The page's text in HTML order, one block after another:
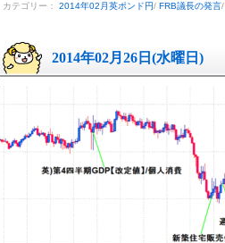
カテゴリー： 2014年02月英ポンド円/ FRB議長の発言/
2014年02月26日(水曜日)